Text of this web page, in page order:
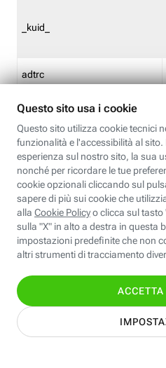
_kuid_
adtrc
CFFC<TagID>
CM
CM14
EBFC<BannerID>